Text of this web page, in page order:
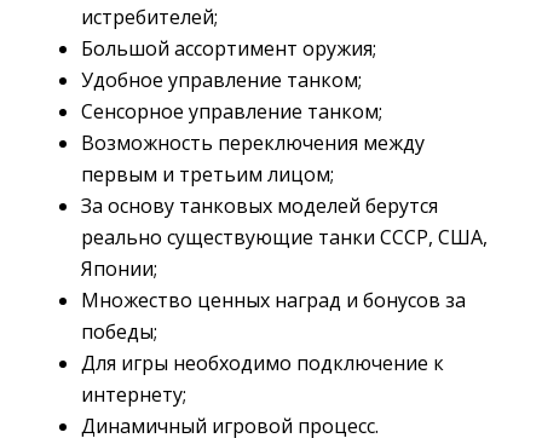
истребителей;
Большой ассортимент оружия;
Удобное управление танком;
Сенсорное управление танком;
Возможность переключения между
первым и третьим лицом;
За основу танковых моделей берутся
реально существующие танки СССР, США,
Японии;
Множество ценных наград и бонусов за
победы;
Для игры необходимо подключение к
интернету;
Динамичный игровой процесс.